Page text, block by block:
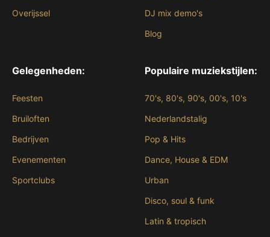
Overijssel
DJ mix demo's
Blog
Gelegenheden:
Feesten
Bruiloften
Bedrijven
Evenementen
Sportclubs
Populaire muziekstijlen:
70's, 80's, 90's, 00's, 10's
Nederlandstalig
Pop & Hits
Dance, House & EDM
Urban
Disco, soul & funk
Latin & tropisch